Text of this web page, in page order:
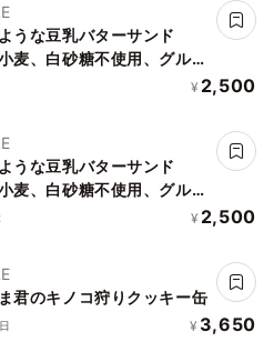
うな豆乳バターサンド
麦、白砂糖不使用、グルテ
ーツ】ボタニカルカカオサ
¥ 2,500
うな豆乳バターサンド
麦、白砂糖不使用、グルテ
ーツ】ボタニカルサンド¥ 2,500
君のキノコ狩りクッキー缶
¥ 3,650